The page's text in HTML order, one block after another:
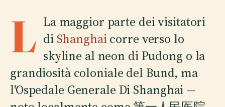
L La maggior parte dei visitatori
di Shanghaicorre verso lo
skyline al neon di Pudong o la
grandiosità coloniale del Bund, ma
l'Ospedale Generale Di Shanghai —